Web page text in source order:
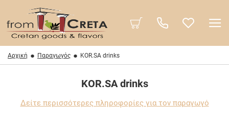
Αρχική Παραγωγός KOR.SA drinks
KOR.SA drinks
Δείτε περισσότερες πληροφορίες για τον παραγωγό